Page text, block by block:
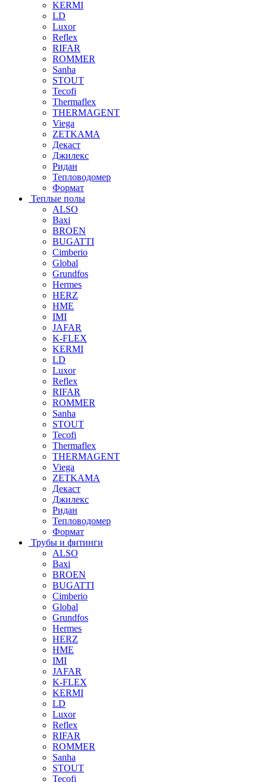
KERMI
LD
Luxor
Reflex
RIFAR
ROMMER
Sanha
STOUT
Tecofi
Thermaflex
THERMAGENT
Viega
ZETKAMA
Декаст
Джилекс
Ридан
Тепловодомер
Формат
Теплые полы
ALSO
Baxi
BROEN
BUGATTI
Cimberio
Global
Grundfos
Hermes
HERZ
HME
IMI
JAFAR
K-FLEX
KERMI
LD
Luxor
Reflex
RIFAR
ROMMER
Sanha
STOUT
Tecofi
Thermaflex
THERMAGENT
Viega
ZETKAMA
Декаст
Джилекс
Ридан
Тепловодомер
Формат
Трубы и фитинги
ALSO
Baxi
BROEN
BUGATTI
Cimberio
Global
Grundfos
Hermes
HERZ
HME
IMI
JAFAR
K-FLEX
KERMI
LD
Luxor
Reflex
RIFAR
ROMMER
Sanha
STOUT
Tecofi